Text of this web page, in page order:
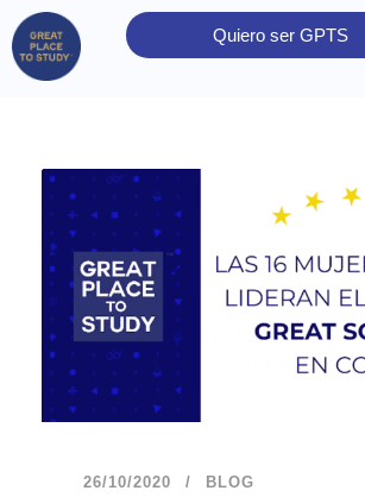
Quiero ser GPTS
26/10/2020 BLOG